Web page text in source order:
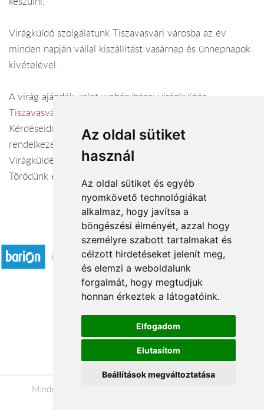
Az oldal sütiket
használ
Az oldal sütiket és egyéb
nyomkövető technológiákat
alkalmaz, hogy javítsa a
böngészési élményét, azzal hogy
személyre szabott tartalmakat és
célzott hirdetéseket jelenít meg,
és elemzi a weboldalunk
forgalmát, hogy megtudjuk
honnan érkeztek a látogatóink.
Elfogadom
Elutasítom
Beállítások megváltoztatása
Virágküldő szolgálatunk Tiszavasvári városba az év
minden napján vállal kiszállítást vasárnap és ünnepnapok
kivételével.
A virág ajándék üzlet webáruháza: virágküldés
Tiszavasvári
Kérdéseiddel kapcsolatban örömmel állunk
rendelkezésedre.
Virágküldés Tiszavasvári
Törődünk egymással
Elfogadott fizetési módok
Á.SZ.F.
Impresszum
Adatkezelési tájékoztató
Minden jog fenntartva © 2026 |